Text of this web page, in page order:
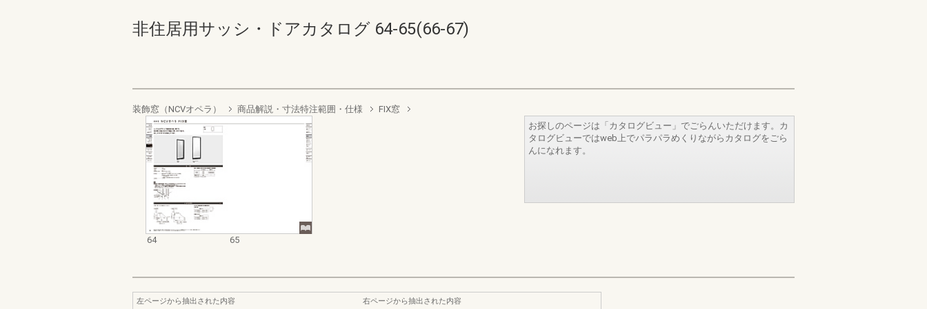
非住居用サッシ・ドアカタログ 64-65(66-67)
装飾窓（NCVオペラ） 商品解説・寸法特注範囲・仕様 FIX窓
64 65
お探しのページは「カタログビュー」でごらんいただけます。カ
タログビューではweb上でパラパラめくりながらカタログをごら
んになれます。
左ページから抽出された内容
右ページから抽出された内容